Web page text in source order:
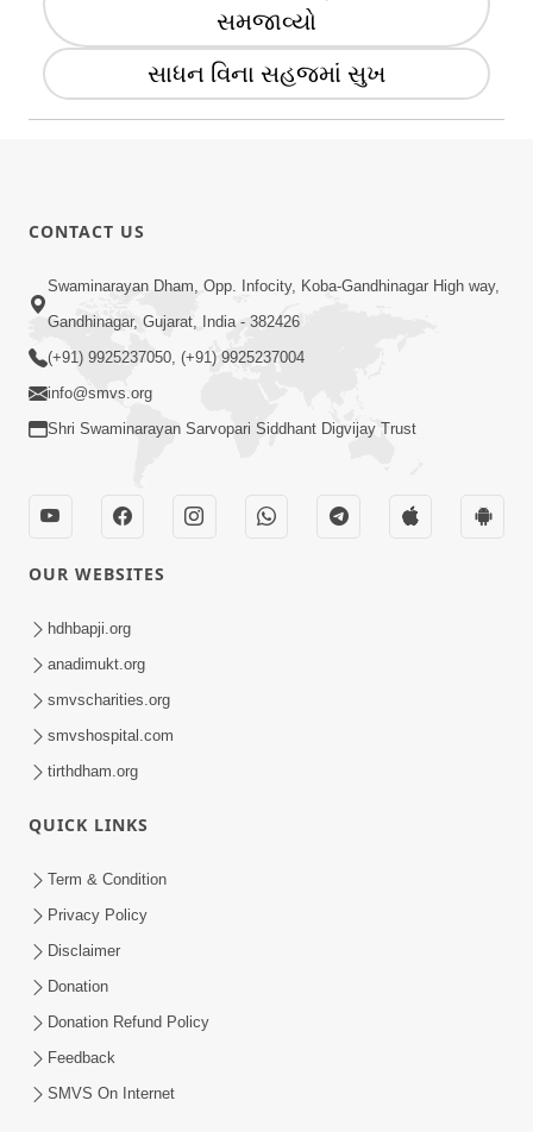
સમજાવ્યો
સાધન વિના સહજમાં સુખ
CONTACT US
Swaminarayan Dham, Opp. Infocity, Koba-Gandhinagar High way,
Gandhinagar, Gujarat, India - 382426
(+91) 9925237050, (+91) 9925237004
info@smvs.org
Shri Swaminarayan Sarvopari Siddhant Digvijay Trust
OUR WEBSITES
hdhbapji.org
anadimukt.org
smvscharities.org
smvshospital.com
tirthdham.org
QUICK LINKS
Term & Condition
Privacy Policy
Disclaimer
Donation
Donation Refund Policy
Feedback
SMVS On Internet